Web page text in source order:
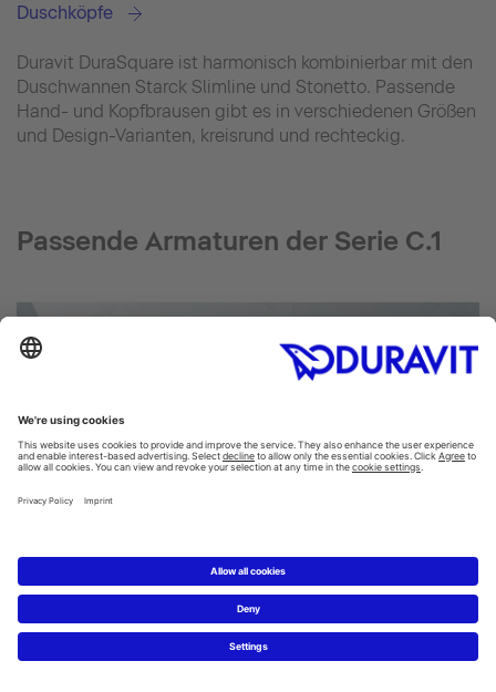
Duschköpfe
Duravit DuraSquare ist harmonisch kombinierbar mit den
Duschwannen Starck Slimline und Stonetto. Passende
Hand- und Kopfbrausen gibt es in verschiedenen Größen
und Design-Varianten, kreisrund und rechteckig.
Passende Armaturen der Serie C.1